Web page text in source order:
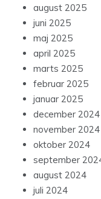
august 2025
juni 2025
maj 2025
april 2025
marts 2025
februar 2025
januar 2025
december 2024
november 2024
oktober 2024
september
august 2024
juli 2024